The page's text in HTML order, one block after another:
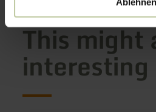
This might
interesting